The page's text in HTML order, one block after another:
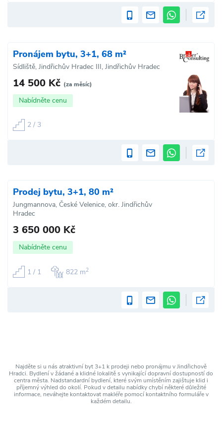
Pronájem bytu, 3+1, 68 m²
Sídliště, Jindřichův Hradec III, Jindřichův Hradec
14 500 Kč (za měsíc)
Nabídněte cenu
2 / 3
Prodej bytu, 3+1, 80 m²
Jungmannova, České Velenice, okr. Jindřichův
Hradec
3 650 000 Kč
Nabídněte cenu
1 / 1 822 m2
Najděte si u nás atraktivní byt 3+1 k prodeji nebo pronájmu v Jindřichově
Hradci. Bydlení v žádané a klidné lokalitě s vynikající dopravní dostupností do
centra města. Nadstandardní bydlení, které svým umístěním zajištuje klid i
příjemný výhled do okolí. Pokud v detailu nabídky chybí některé důležité
informace, neváhejte kontaktovat makléře pomocí kontaktního formuláře v
každém detailu.